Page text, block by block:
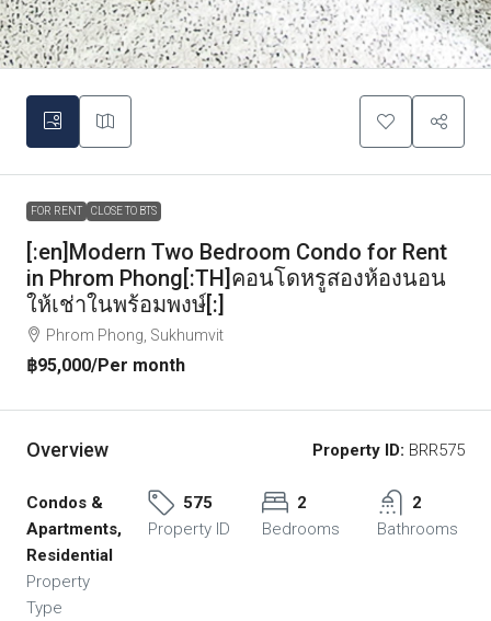
FOR RENT CLOSE TO BTS
[:en]Modern Two Bedroom Condo for Rent
in Phrom Phong[:TH]คอนโดหรูสองห้องนอน
ให้เช่าในพร้อมพงษ์[:]
Phrom Phong, Sukhumvit
฿95,000/Per month
Overview Property ID: BRR575
Condos &
Apartments,
Residential
Property
Type
575
Property ID
2
Bedrooms
2
Bathrooms